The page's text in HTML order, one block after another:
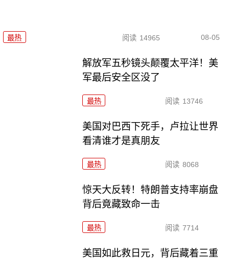
最热 阅读 14965 08-05
解放军五秒镜头颠覆太平洋！美
军最后安全区没了
最热 阅读 13746
美国对巴西下死手，卢拉让世界
看清谁才是真朋友
最热 阅读 8068
惊天大反转！特朗普支持率崩盘
背后竟藏致命一击
最热 阅读 7714
美国如此救日元，背后藏着三重